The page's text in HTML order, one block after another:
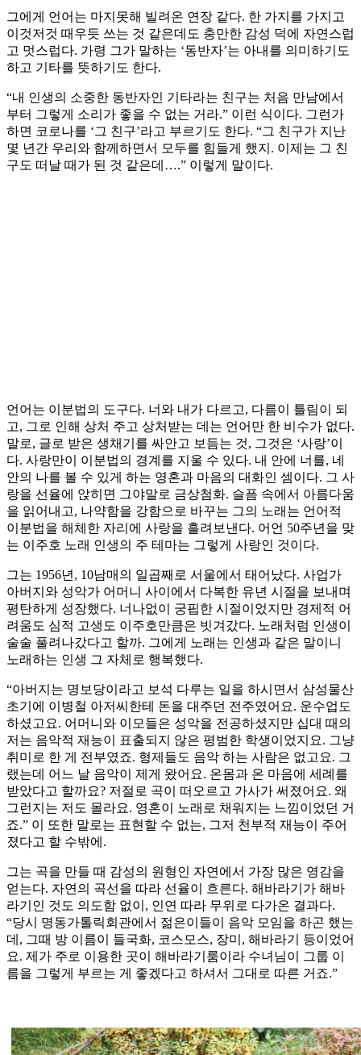
그에게 언어는 마지못해 빌려온 연장 같다. 한 가지를 가지고
이것저것 때우듯 쓰는 것 같은데도 충만한 감성 덕에 자연스럽
고 멋스럽다. 가령 그가 말하는 ‘동반자’는 아내를 의미하기도
하고 기타를 뜻하기도 한다.
“내 인생의 소중한 동반자인 기타라는 친구는 처음 만남에서
부터 그렇게 소리가 좋을 수 없는 거라.” 이런 식이다. 그런가
하면 코로나를 ‘그 친구’라고 부르기도 한다. “그 친구가 지난
몇 년간 우리와 함께하면서 모두를 힘들게 했지. 이제는 그 친
구도 떠날 때가 된 것 같은데….” 이렇게 말이다.
언어는 이분법의 도구다. 너와 내가 다르고, 다름이 틀림이 되
고, 그로 인해 상처 주고 상처받는 데는 언어만 한 비수가 없다.
말로, 글로 받은 생채기를 싸안고 보듬는 것, 그것은 ‘사랑’이
다. 사랑만이 이분법의 경계를 지울 수 있다. 내 안에 너를, 네
안의 나를 볼 수 있게 하는 영혼과 마음의 대화인 셈이다. 그 사
랑을 선율에 앉히면 그야말로 금상첨화. 슬픔 속에서 아름다움
을 읽어내고, 나약함을 강함으로 바꾸는 그의 노래는 언어적
이분법을 해체한 자리에 사랑을 흘려보낸다. 어언 50주년을 맞
는 이주호 노래 인생의 주 테마는 그렇게 사랑인 것이다.
그는 1956년, 10남매의 일곱째로 서울에서 태어났다. 사업가
아버지와 성악가 어머니 사이에서 다복한 유년 시절을 보내며
평탄하게 성장했다. 너나없이 궁핍한 시절이었지만 경제적 어
려움도 심적 고생도 이주호만큼은 빗겨갔다. 노래처럼 인생이
술술 풀려나갔다고 할까. 그에게 노래는 인생과 같은 말이니
노래하는 인생 그 자체로 행복했다.
“아버지는 명보당이라고 보석 다루는 일을 하시면서 삼성물산
초기에 이병철 아저씨한테 돈을 대주던 전주였어요. 운수업도
하셨고요. 어머니와 이모들은 성악을 전공하셨지만 십대 때의
저는 음악적 재능이 표출되지 않은 평범한 학생이었지요. 그냥
취미로 한 게 전부였죠. 형제들도 음악 하는 사람은 없고요. 그
랬는데 어느 날 음악이 제게 왔어요. 온몸과 온 마음에 세례를
받았다고 할까요? 저절로 곡이 떠오르고 가사가 써졌어요. 왜
그런지는 저도 몰라요. 영혼이 노래로 채워지는 느낌이었던 거
죠.” 이 또한 말로는 표현할 수 없는, 그저 천부적 재능이 주어
졌다고 할 수밖에.
그는 곡을 만들 때 감성의 원형인 자연에서 가장 많은 영감을
얻는다. 자연의 곡선을 따라 선율이 흐른다. 해바라기가 해바
라기인 것도 의도함 없이, 인연 따라 무위로 다가온 결과다.
“당시 명동가톨릭회관에서 젊은이들이 음악 모임을 하곤 했는
데, 그때 방 이름이 들국화, 코스모스, 장미, 해바라기 등이었어
요. 제가 주로 이용한 곳이 해바라기룸이라 수녀님이 그룹 이
름을 그렇게 부르는 게 좋겠다고 하셔서 그대로 따른 거죠.”